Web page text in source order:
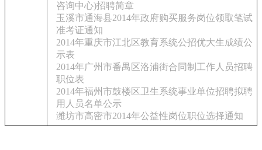
咨询中心)招聘简章
玉溪市通海县2014年政府购买服务岗位领取笔试
准考证通知
2014年重庆市江北区教育系统公招优大生成绩公
示表
2014年广州市番禺区洛浦街合同制工作人员招聘
职位表
2014年福州市鼓楼区卫生系统事业单位招聘拟聘
用人员名单公示
潍坊市高密市2014年公益性岗位职位选择通知